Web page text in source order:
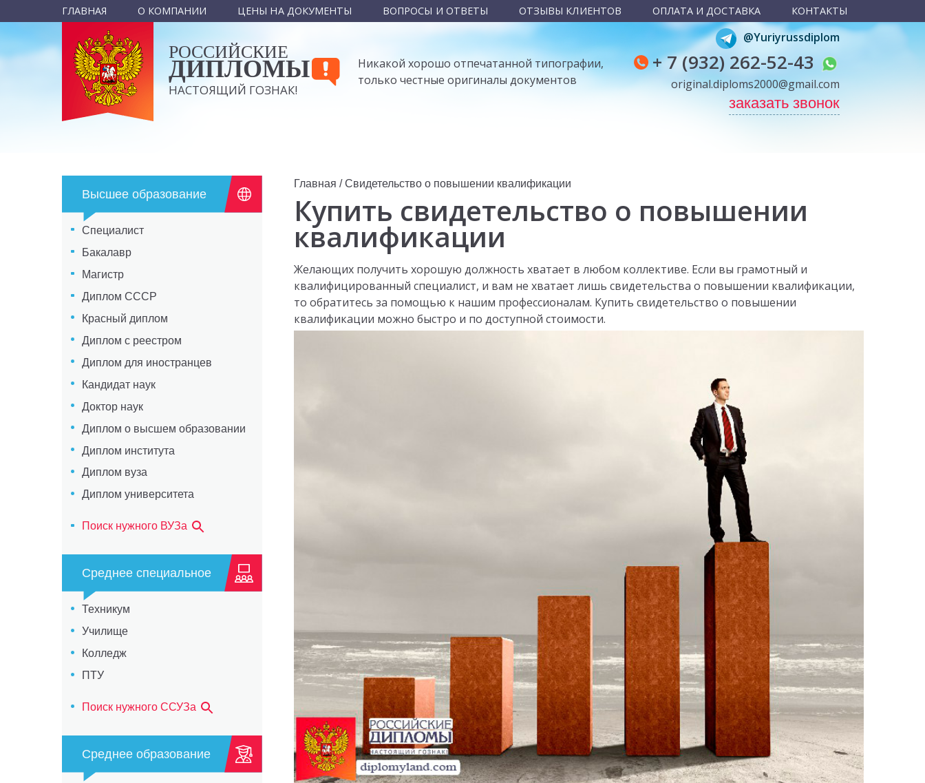
ГЛАВНАЯ О КОМПАНИИ ЦЕНЫ НА ДОКУМЕНТЫ ВОПРОСЫ И ОТВЕТЫ ОТЗЫВЫ КЛИЕНТОВ ОПЛАТА И ДОСТАВКА КОНТАКТЫ
РОССИЙСКИЕ
ДИПЛОМЫ
НАСТОЯЩИЙ ГОЗНАК!
Никакой хорошо отпечатанной типографии,
только честные оригиналы документов
@Yuriyrussdiplom
+ 7 (932) 262-52-43
original.diploms2000@gmail.com
заказать звонок
Высшее образование
Специалист
Бакалавр
Магистр
Диплом СССР
Красный диплом
Диплом с реестром
Диплом для иностранцев
Кандидат наук
Доктор наук
Диплом о высшем образовании
Диплом института
Диплом вуза
Диплом университета
Поиск нужного ВУЗа
Среднее специальное
Техникум
Училище
Колледж
ПТУ
Поиск нужного ССУЗа
Среднее образование
Главная /Свидетельство о повышении квалификации
Купить свидетельство о повышении
квалификации
Желающих получить хорошую должность хватает в любом коллективе. Если вы грамотный и
квалифицированный специалист, и вам не хватает лишь свидетельства о повышении квалификации,
то обратитесь за помощью к нашим профессионалам. Купить свидетельство о повышении
квалификации можно быстро и по доступной стоимости.